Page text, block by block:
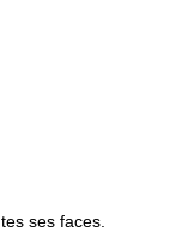
ses faces.